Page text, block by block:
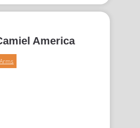
America